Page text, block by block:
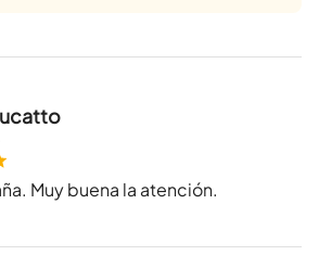
Muy buena la atención.